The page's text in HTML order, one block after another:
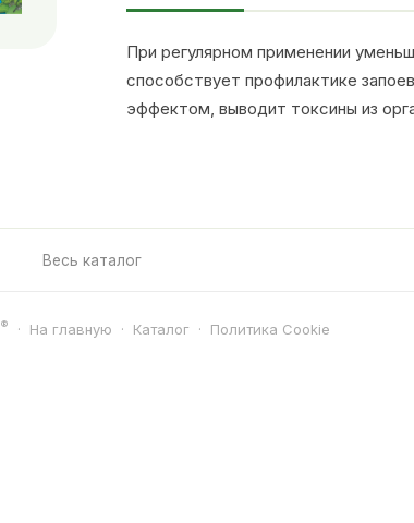
При регулярном применении
способствует профилактике
эффектом, выводит токсины из
Весь каталог
® · На главную · Каталог · Политика Cookie